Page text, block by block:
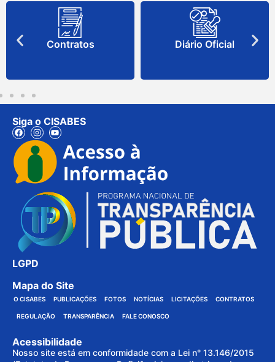
Diário Oficial Atas Unificadas
Siga o CISABES
LGPD
Mapa do Site
O CISABES PUBLICAÇÕES FOTOS NOTÍCIAS LICITAÇÕES CONTRATOS
REGULAÇÃO TRANSPARÊNCIA FALE CONOSCO
Acessibilidade
Nosso site está em conformidade com a Lei n° 13.146/2015